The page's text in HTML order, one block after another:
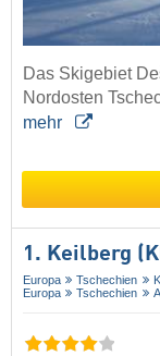
Das Skigebiet
Nordosten
mehr
1. Keilberg
Europa Tschechien
Europa
Tschechien